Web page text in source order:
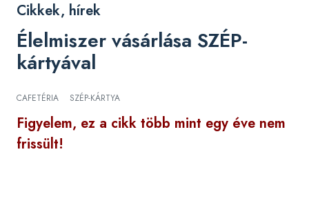
Cikkek, hírek
Élelmiszer vásárlása SZÉP-
kártyával
CAFETÉRIA SZÉP-KÁRTYA
Figyelem, ez a cikk több mint egy éve nem
frissült!